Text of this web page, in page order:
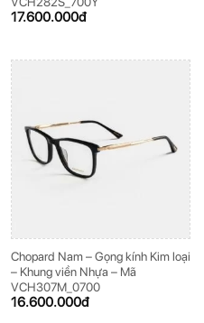
17.600.000đ
Chopard Nam – Gọng kính Kim loại
– Khung viền Nhựa – Mã
VCH307M_0700
16.600.000đ